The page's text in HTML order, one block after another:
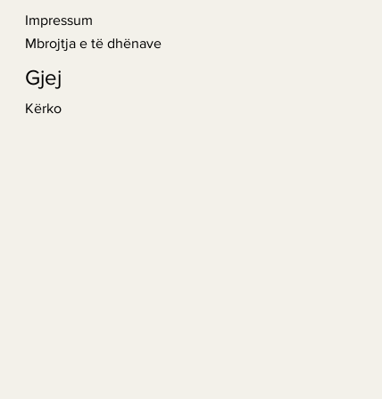
Impressum
Mbrojtja e të dhënave
Gjej
Kërko